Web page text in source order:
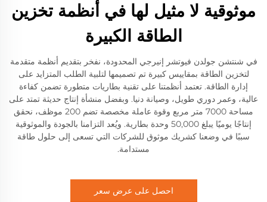
موثوقية لا مثيل لها في أنظمة تخزين
الطاقة الكبيرة
في شنتشن جولدن فيوتشر إنيرجي المحدودة، نفخر بتقديم أنظمة متقدمة
لتخزين الطاقة بمقاييس كبيرة تم تصميمها لتلبية الطلب المتزايد على
إدارة الطاقة. تعتمد أنظمتنا على تقنية بطاريات متطورة تضمن كفاءة
عالية، وعمر دوري طويل، وصيانة دنيا. وبفضل منشأة إنتاج حديثة تمتد على
مساحة 7000 متر مربع وقوة عاملة مخصصة تضم 200 موظف، نحقق
إنتاجًا يوميًا يبلغ 50,000 وحدة بطارية. ويُعد التزامنا بالجودة والموثوقية
سببًا في وضعنا كشريك موثوق للشركات التي تسعى إلى حلول طاقة
مستدامة.
احصل على عرض سعر